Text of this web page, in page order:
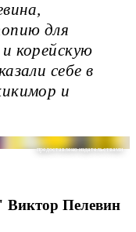
для
корейскую
себе в
и
предоставлено издательствами
Пелевин